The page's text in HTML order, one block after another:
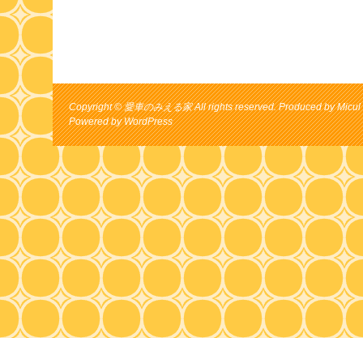
Copyright © 愛車のみえる家 All rights reserved. Produced by Micul
Powered byWordPress